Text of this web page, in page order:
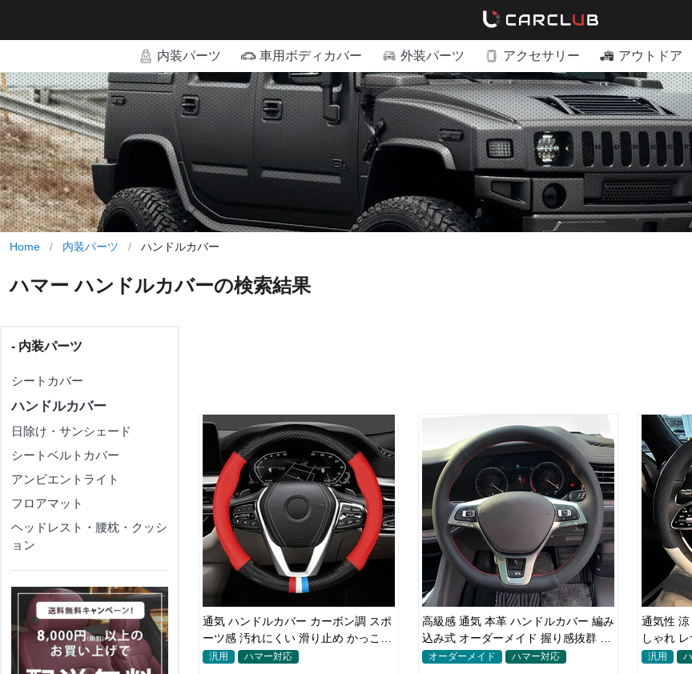
内装パーツ 車用ボディカバー 外装パーツ アクセサリー アウトドア
Home / 内装パーツ / ハンドルカバー
ハマー ハンドルカバーの検索結果
- 内装パーツ
シートカバー
ハンドルカバー
日除け・サンシェード
シートベルトカバー
アンビエントライト
フロアマット
ヘッドレスト・腰枕・クッシ
ョン
通気 ハンドルカバー カーボン調 スポ
ーツ感 汚れにくい 滑り止め かっこい
い 取り付け簡単 38CM
汎用 ハマー対応
高級感 通気 本革 ハンドルカバー 編み
込み式 オーダーメイド 握り感抜群 操
作性アップ
オーダーメイド ハマー対応
通気性
しゃれ レザー 触感よく シンブル 落ち
着いた気
汎用